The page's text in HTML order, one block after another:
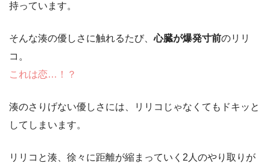
持っています。
そんな湊の優しさに触れるたび、心臓が爆発寸前のリリ
コ。
これは恋…！？
湊のさりげない優しさには、リリコじゃなくてもドキッと
してしまいます。
リリコと湊、徐々に距離が縮まっていく2人のやり取りが